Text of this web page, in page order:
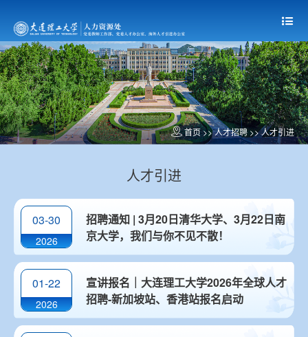
首页>>人才招聘>>人才引进
人才引进
03-30
2026
招聘通知 | 3月20日清华大学、3月22日南
京大学，我们与你不见不散！
01-22
2026
宣讲报名｜大连理工大学2026年全球人才
招聘-新加坡站、香港站报名启动